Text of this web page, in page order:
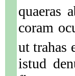
quaeras
coram
ut trahas
istud